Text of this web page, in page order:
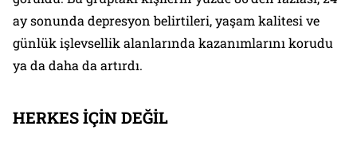
ay sonunda depresyon belirtileri, yaşam kalitesi ve
günlük işlevsellik alanlarında kazanımlarını korudu
ya da daha da artırdı.
HERKES İÇİN DEĞİL